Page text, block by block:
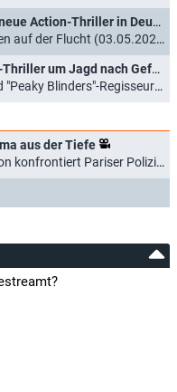
"Prisoner": An diesem Tag startet der neue Action-Thriller in Deutschland
auf der Flucht (03.05.2026)
"Prisoner": Erstes Bild zum neuen Sky-Thriller um Jagd nach Gefangenem enthüllt
Bathurst mit kreativer Kontrolle (28.11.2025)
aus der Tiefe
mit rätselhaften Vermisstenfällen (17.07.2026)